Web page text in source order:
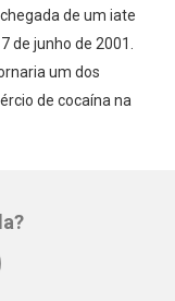
de um iate
de junho de 2001.
um dos
de cocaína na